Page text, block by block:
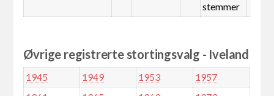
stemmer
Øvrige registrerte stortingsvalg - Iveland
1945 1949 1953
1957